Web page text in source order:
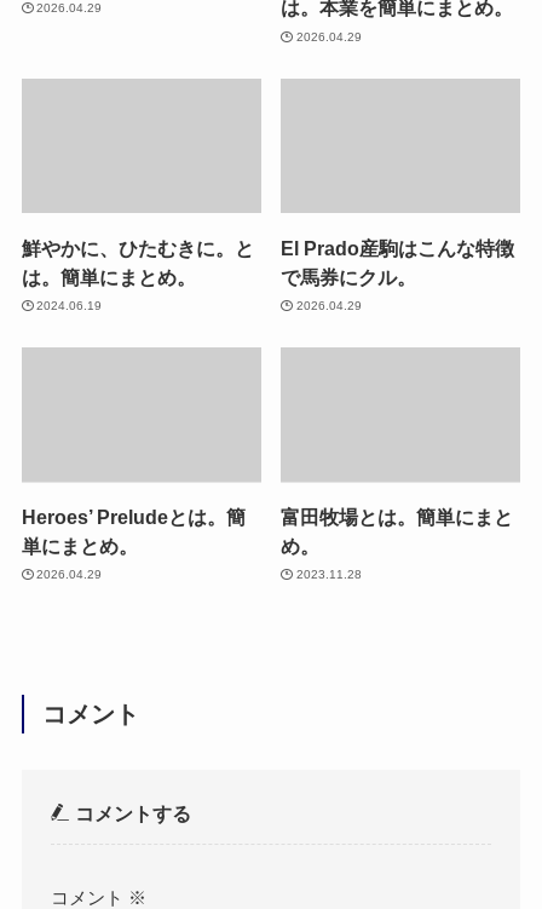
2026.04.29 は。本業を簡単にまとめ。
2026.04.29
鮮やかに、ひたむきに。と
は。簡単にまとめ。
2024.06.19
El Prado産駒はこんな特徴
で馬券にクル。
2026.04.29
Heroes’ Preludeとは。簡
単にまとめ。
2026.04.29
富田牧場とは。簡単にまと
め。
2023.11.28
コメント
コメントする
コメント ※